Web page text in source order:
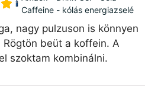
Caffeine - kólás energiazselé
nagy pulzuson is könnyen
Rögtön beüt a koffein. A
szoktam kombinálni.